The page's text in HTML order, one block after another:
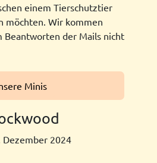
einem Tierschutztier
möchten. Wir kommen
Beantworten der Mails nicht
Minis
2024